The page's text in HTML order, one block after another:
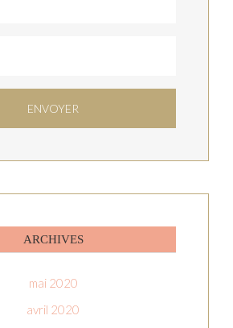
ARCHIVES
mai 2020
avril 2020